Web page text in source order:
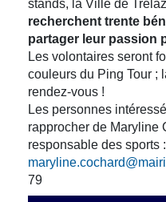
stands, la Ville de
recherchent trente
partager leur passion
Les volontaires seront
couleurs du Ping Tour ;
rendez-vous !
Les personnes
rapprocher de Maryline
responsable des sports :
79